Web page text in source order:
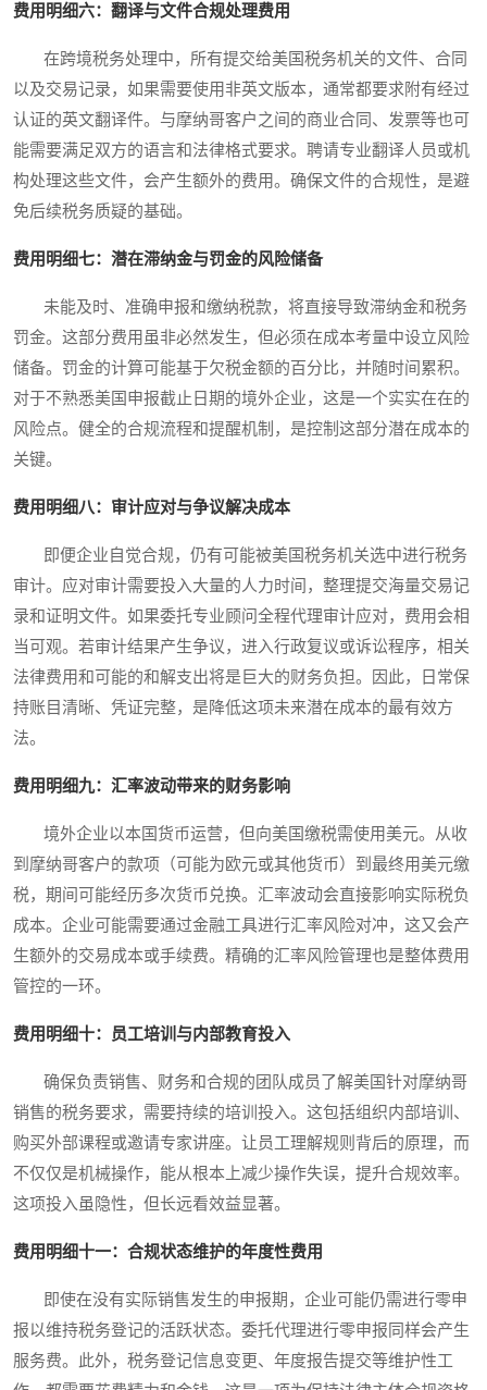
费用明细六：翻译与文件合规处理费用
在跨境税务处理中，所有提交给美国税务机关的文件、合同
以及交易记录，如果需要使用非英文版本，通常都要求附有经过
认证的英文翻译件。与摩纳哥客户之间的商业合同、发票等也可
能需要满足双方的语言和法律格式要求。聘请专业翻译人员或机
构处理这些文件，会产生额外的费用。确保文件的合规性，是避
免后续税务质疑的基础。
费用明细七：潜在滞纳金与罚金的风险储备
未能及时、准确申报和缴纳税款，将直接导致滞纳金和税务
罚金。这部分费用虽非必然发生，但必须在成本考量中设立风险
储备。罚金的计算可能基于欠税金额的百分比，并随时间累积。
对于不熟悉美国申报截止日期的境外企业，这是一个实实在在的
风险点。健全的合规流程和提醒机制，是控制这部分潜在成本的
关键。
费用明细八：审计应对与争议解决成本
即便企业自觉合规，仍有可能被美国税务机关选中进行税务
审计。应对审计需要投入大量的人力时间，整理提交海量交易记
录和证明文件。如果委托专业顾问全程代理审计应对，费用会相
当可观。若审计结果产生争议，进入行政复议或诉讼程序，相关
法律费用和可能的和解支出将是巨大的财务负担。因此，日常保
持账目清晰、凭证完整，是降低这项未来潜在成本的最有效方
法。
费用明细九：汇率波动带来的财务影响
境外企业以本国货币运营，但向美国缴税需使用美元。从收
到摩纳哥客户的款项（可能为欧元或其他货币）到最终用美元缴
税，期间可能经历多次货币兑换。汇率波动会直接影响实际税负
成本。企业可能需要通过金融工具进行汇率风险对冲，这又会产
生额外的交易成本或手续费。精确的汇率风险管理也是整体费用
管控的一环。
费用明细十：员工培训与内部教育投入
确保负责销售、财务和合规的团队成员了解美国针对摩纳哥
销售的税务要求，需要持续的培训投入。这包括组织内部培训、
购买外部课程或邀请专家讲座。让员工理解规则背后的原理，而
不仅仅是机械操作，能从根本上减少操作失误，提升合规效率。
这项投入虽隐性，但长远看效益显著。
费用明细十一：合规状态维护的年度性费用
即使在没有实际销售发生的申报期，企业可能仍需进行零申
报以维持税务登记的活跃状态。委托代理进行零申报同样会产生
服务费。此外，税务登记信息变更、年度报告提交等维护性工